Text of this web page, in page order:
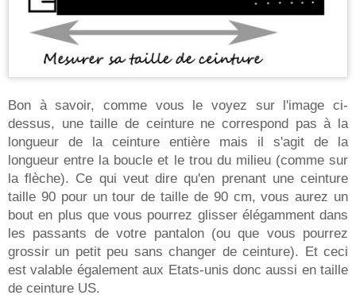
Bon à savoir, comme vous le voyez sur l'image ci-
dessus, une taille de ceinture ne correspond pas à la
longueur de la ceinture entière mais il s'agit de la
longueur entre la boucle et le trou du milieu (comme sur
la flèche). Ce qui veut dire qu'en prenant une ceinture
taille 90 pour un tour de taille de 90 cm, vous aurez un
bout en plus que vous pourrez glisser élégamment dans
les passants de votre pantalon (ou que vous pourrez
grossir un petit peu sans changer de ceinture). Et ceci
est valable également aux Etats-unis donc aussi en taille
de ceinture US.